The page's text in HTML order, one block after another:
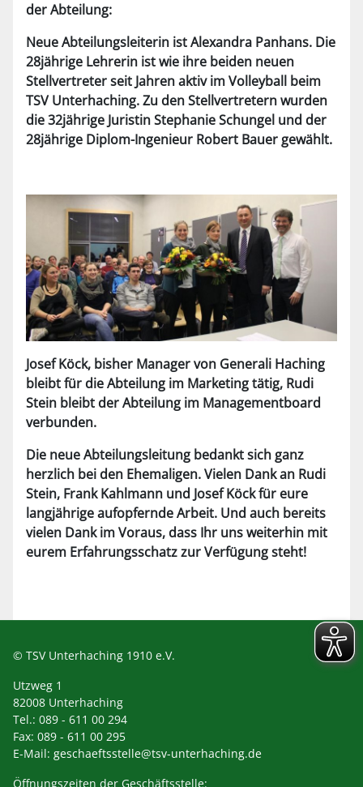
der Abteilung:
Neue Abteilungsleiterin ist Alexandra Panhans. Die
28jährige Lehrerin ist wie ihre beiden neuen
Stellvertreter seit Jahren aktiv im Volleyball beim
TSV Unterhaching. Zu den Stellvertretern wurden
die 32jährige Juristin Stephanie Schungel und der
28jährige Diplom-Ingenieur Robert Bauer gewählt.
Josef Köck, bisher Manager von Generali Haching
bleibt für die Abteilung im Marketing tätig, Rudi
Stein bleibt der Abteilung im Managementboard
verbunden.
Die neue Abteilungsleitung bedankt sich ganz
herzlich bei den Ehemaligen. Vielen Dank an Rudi
Stein, Frank Kahlmann und Josef Köck für eure
langjährige aufopfernde Arbeit. Und auch bereits
vielen Dank im Voraus, dass Ihr uns weiterhin mit
eurem Erfahrungsschatz zur Verfügung steht!
© TSV Unterhaching 1910 e.V.
Utzweg 1
82008 Unterhaching
Tel.: 089 - 611 00 294
Fax: 089 - 611 00 295
E-Mail: geschaeftsstelle@tsv-unterhaching.de
Öffnungszeiten der Geschäftsstelle: